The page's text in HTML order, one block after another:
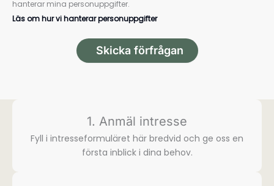
hanterar mina personuppgifter.
Läs om hur vi hanterar personuppgifter
Skicka förfrågan
1. Anmäl intresse
Fyll i intresse­formuläret här bredvid och ge oss en
första inblick i dina behov.